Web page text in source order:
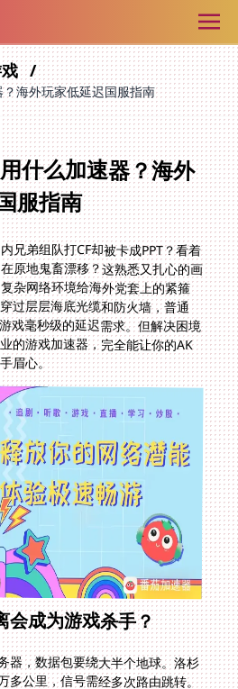
戏
海外玩家低延迟国服指南
什么加速器？海外
服指南
兄弟组队打CF却被卡成PPT？看着
原地鬼畜漂移？这熟悉又扎心的画
杂网络环境给海外党套上的紧箍
过层层海底光缆和防火墙，普通
戏毫秒级的延迟需求。但解决困境
的游戏加速器，完全能让你的AK
眉心。
会成为游戏杀手？
器，数据包要绕大半个地球。洛杉
多公里，信号需经多次路由跳转。
以上的延迟就足够让敌人躲掉
网络高峰期的丢包，明明看到敌人
发现自己早已阵亡。这种痛，《坦
——当你的炮弹飞行时间比真实战
秒才显示命中，装甲冲锋直接变成